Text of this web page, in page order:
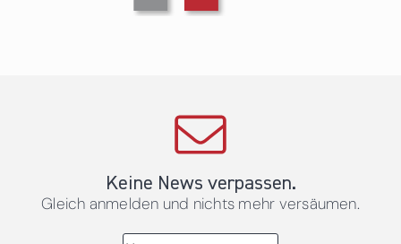
Keine News verpassen.
Gleich anmelden und nichts mehr versäumen.